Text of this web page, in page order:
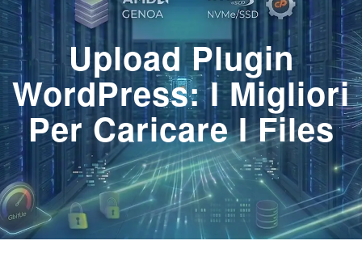
Upload Plugin
WordPress: I Migliori
Per Caricare I Files